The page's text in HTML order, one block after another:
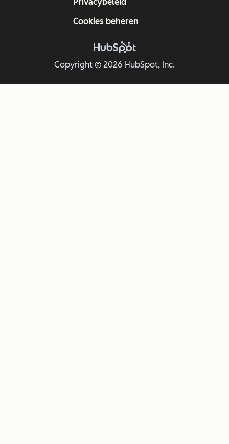
Copyright © 2026 HubSpot, Inc.
Cookies beheren